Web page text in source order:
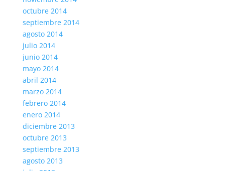
octubre 2014
septiembre 2014
agosto 2014
julio 2014
junio 2014
mayo 2014
abril 2014
marzo 2014
febrero 2014
enero 2014
diciembre 2013
octubre 2013
septiembre 2013
agosto 2013